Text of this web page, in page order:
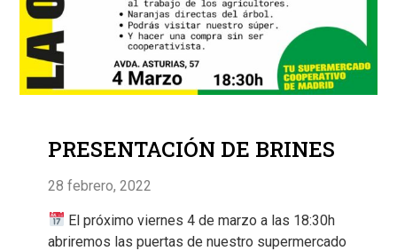
PRESENTACIÓN DE BRINES
28 febrero, 2022
El próximo viernes 4 de marzo a las 18:30h
abriremos las puertas de nuestro supermercado